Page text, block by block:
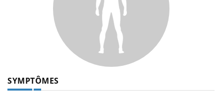
SYMPTÔMES